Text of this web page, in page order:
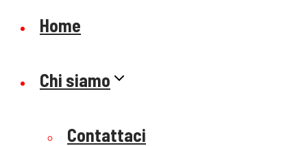
Home
Chi siamo
Contattaci